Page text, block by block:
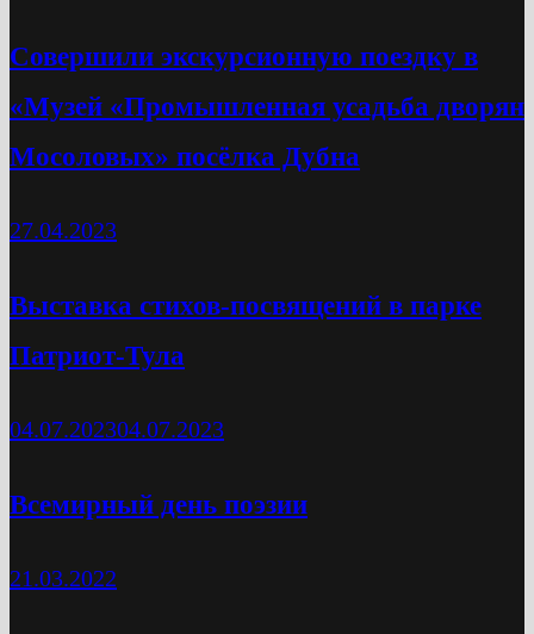
Cовершили экскурсионную поездку в
«Музей «Промышленная усадьба дворян
Мосоловых» посёлка Дубна
27.04.2023
Выставка стихов-посвящений в парке
Патриот-Тула
04.07.202304.07.2023
Всемирный день поэзии
21.03.2022